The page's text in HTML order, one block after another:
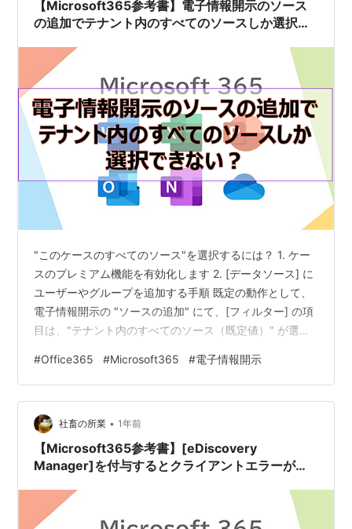
【Microsoft365参考書】電子情報開示のソース
の追加でテナント内のすべてのソースしか選択で
"このケースのすべてのソース"を選択するには？ 1. ケー
スのプレミアム機能を有効化します 2. [データソース] に
ユーザーやグループを追加する手順 既定の動作として、
電子情報開示の "ソースの追加" にて、[フィルター] の項
目は、"テナント内のすべてのソース（既定値）" が選択
ウトしており、選択することができないことを確認して
います。 "このケースのすべてのソース"を選択するに
は？ [ケース] にて、プレミアム機能を有効化している場
合は、[ケース] を開き、上部の [データソース] タブにて
ユーザーやグループを追加することで、[フィル…
#Office365 #Microsoft365 #電子情報開示
社畜の所業 • 1年前
【Microsoft365参考書】[eDiscovery
Manager]を付与するとクライアントエラーが発